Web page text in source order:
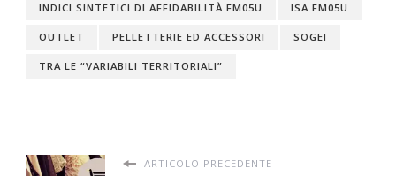
INDICI SINTETICI DI AFFIDABILITÀ FM05U ISA FM05U
OUTLET PELLETTERIE ED ACCESSORI SOGEI
TRA LE “VARIABILI TERRITORIALI”
ARTICOLO PRECEDENTE